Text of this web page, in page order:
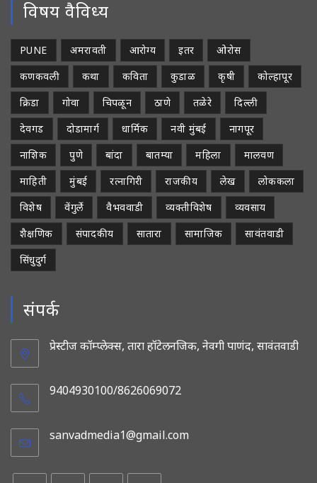
विषय वैविध्य
PUNE अमरावती आरोग्य इतर
ओरोस
कणकवली
कथा कविता कुडाळ कृषी
कोल्हापूर
क्रिडा
गोवा चिपळून ठाणे तळेरे
दिल्ली
देवगड
दोडामार्ग धार्मिक नवी मुंबई
नागपूर
नाशिक
पुणे बांदा बातम्या महिला
मालवण
माहिती
मुंबई रत्नागिरी राजकीय लेख
लोककला
विशेष
वेंगुर्ले वैभववाडी व्यक्तीविशेष
व्यवसाय
शैक्षणिक
संपादकीय सातारा सामाजिक
सावंतवाडी
सिंधुदुर्ग
संपर्क
प्रेस्टीज कॉम्प्लेक्स, तारा हॉटेलनजिक, नेवगी पाणंद, सावंतवाडी
9404930100/8626069072
sanvadmedia1@gmail.com